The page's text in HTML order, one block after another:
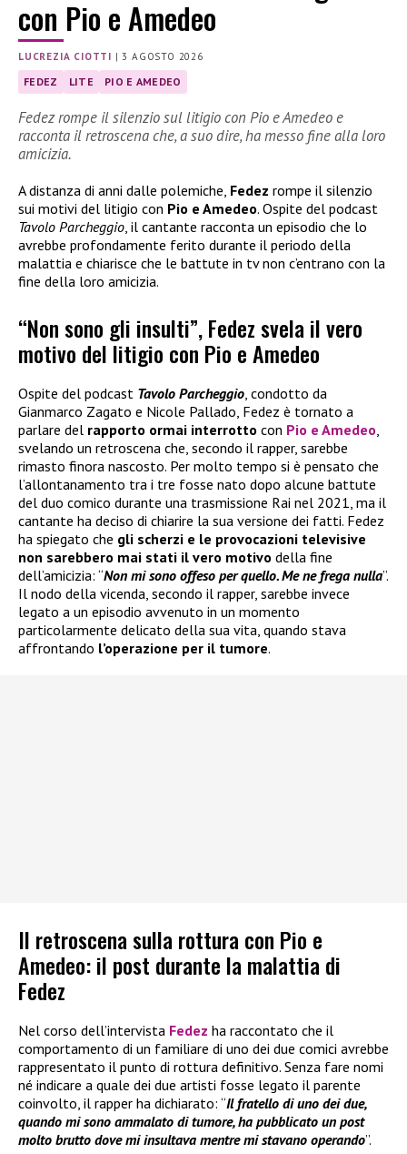
con Pio e Amedeo
LUCREZIA CIOTTI |3 AGOSTO 2026
FEDEZ LITE PIO E AMEDEO
Fedez rompe il silenzio sul litigio con Pio e Amedeo e
racconta il retroscena che, a suo dire, ha messo fine alla loro
amicizia.
A distanza di anni dalle polemiche, Fedez rompe il silenzio
sui motivi del litigio con Pio e Amedeo. Ospite del podcast
Tavolo Parcheggio, il cantante racconta un episodio che lo
avrebbe profondamente ferito durante il periodo della
malattia e chiarisce che le battute in tv non c’entrano con la
fine della loro amicizia.
“Non sono gli insulti”, Fedez svela il vero
motivo del litigio con Pio e Amedeo
Ospite del podcast Tavolo Parcheggio , condotto da
Gianmarco Zagato e Nicole Pallado, Fedez è tornato a
parlare del rapporto ormai interrotto con Pio e Amedeo
svelando un retroscena che, secondo il rapper, sarebbe
rimasto finora nascosto. Per molto tempo si è pensato che
l’allontanamento tra i tre fosse nato dopo alcune battute
del duo comico durante una trasmissione Rai nel 2021, ma il
cantante ha deciso di chiarire la sua versione dei fatti. Fedez
ha spiegato che gli scherzi e le provocazioni televisive
non sarebbero mai stati il vero motivo della fine
dell’amicizia: “Non mi sono offeso per quello. Me ne frega nulla”.
Il nodo della vicenda, secondo il rapper, sarebbe invece
legato a un episodio avvenuto in un momento
particolarmente delicato della sua vita, quando stava
affrontando l’operazione per il tumore.
Il retroscena sulla rottura con Pio e
Amedeo: il post durante la malattia di
Fedez
Nel corso dell’intervista Fedez ha raccontato che il
comportamento di un familiare di uno dei due comici avrebbe
rappresentato il punto di rottura definitivo. Senza fare nomi
né indicare a quale dei due artisti fosse legato il parente
coinvolto, il rapper ha dichiarato: “Il fratello di uno dei due,
quando mi sono ammalato di tumore, ha pubblicato un post
molto brutto dove mi insultava mentre mi stavano operando”.